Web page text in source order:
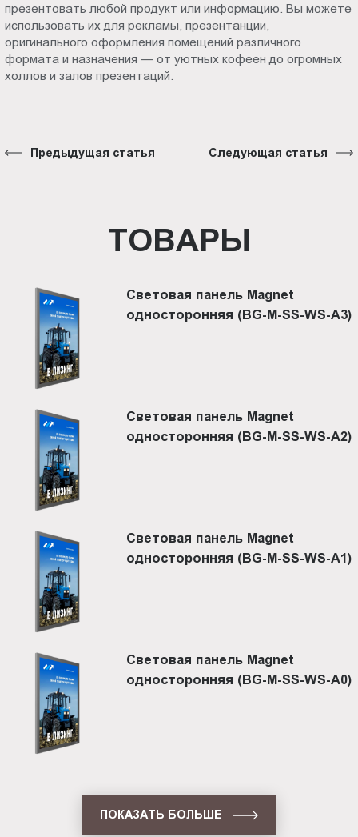
презентовать любой продукт или информацию. Вы можете
использовать их для рекламы, презентанции,
оригинального оформления помещений различного
формата и назначения — от уютных кофеен до огромных
холлов и залов презентаций.
Предыдущая статья Следующая статья
ТОВАРЫ
Световая панель Magnet
односторонняя (BG-M-SS-WS-A3)
Световая панель Magnet
односторонняя (BG-M-SS-WS-A2)
Световая панель Magnet
односторонняя (BG-M-SS-WS-A1)
Световая панель Magnet
односторонняя (BG-M-SS-WS-A0)
ПОКАЗАТЬ БОЛЬШЕ